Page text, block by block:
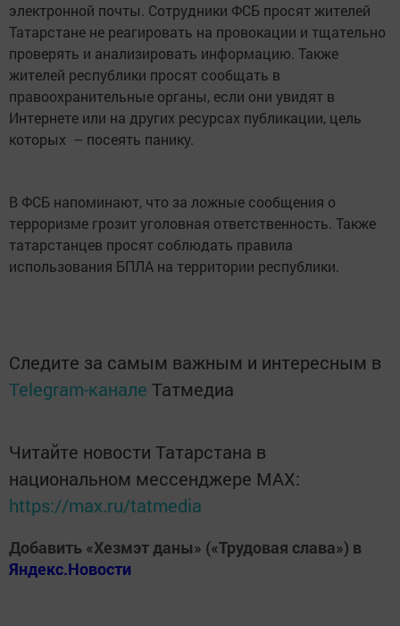
электронной почты. Сотрудники ФСБ просят жителей
Татарстане не реагировать на провокации и тщательно
проверять и анализировать информацию. Также
жителей республики просят сообщать в
правоохранительные органы, если они увидят в
Интернете или на других ресурсах публикации, цель
которых – посеять панику.
В ФСБ напоминают, что за ложные сообщения о
терроризме грозит уголовная ответственность. Также
татарстанцев просят соблюдать правила
использования БПЛА на территории республики.
Следите за самым важным и интересным в
Telegram-канале Татмедиа
Читайте новости Татарстана в
национальном мессенджере MАХ:
https://max.ru/tatmedia
Добавить «Хезмэт даны» («Трудовая слава») в
Яндекс.Новости